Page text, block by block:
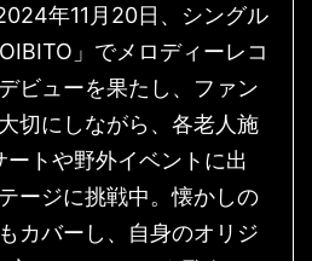
年11月20日、シングル
」でメロディーレコ
ビューを果たし、ファン
切にしながら、各老人施
トや野外イベントに出
ージに挑戦中。懐かしの
カバーし、自身のオリジ